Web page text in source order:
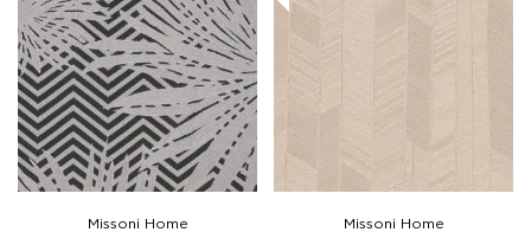
Missoni Home Missoni Home